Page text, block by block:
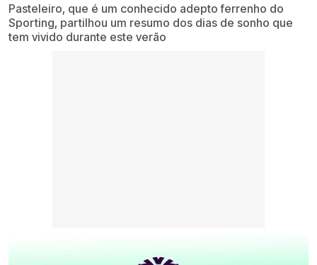
Pasteleiro, que é um conhecido adepto ferrenho do
Sporting, partilhou um resumo dos dias de sonho que
tem vivido durante este verão